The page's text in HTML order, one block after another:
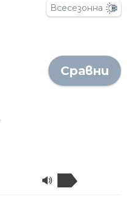
Всесезонна
Сравни